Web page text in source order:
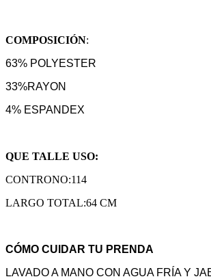
COMPOSICIÓN:
63% POLYESTER
33%RAYON
4% ESPANDEX
QUE TALLE USO:
CONTRONO:114
LARGO TOTAL:64 CM
CÓMO CUIDAR TU PRENDA
LAVADO A MANO CON AGUA FRÍA Y